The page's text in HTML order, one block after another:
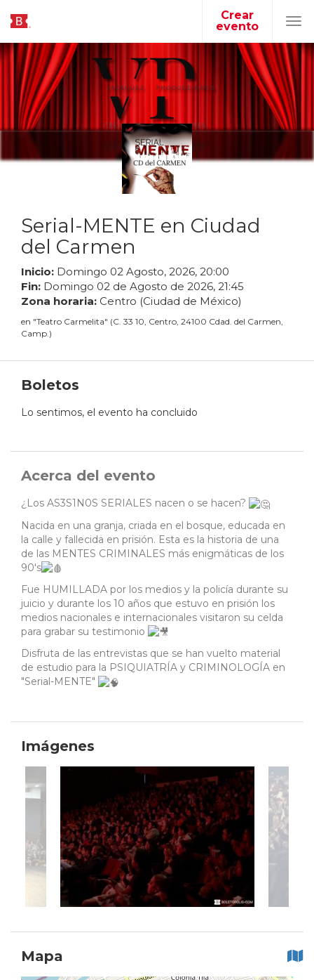
Crear
evento
Serial-MENTE en Ciudad
del Carmen
Inicio: Domingo 02 Agosto, 2026, 20:00
Fin: Domingo 02 de Agosto de 2026, 21:45
Zona horaria: Centro (Ciudad de México)
en "Teatro Carmelita" (C. 33 10, Centro, 24100 Cdad. del Carmen,
Camp.)
Boletos
Lo sentimos, el evento ha concluido
Acerca del evento
¿Los AS3S1N0S SERIALES nacen o se hacen?
Nacida en una granja, criada en el bosque, educada en
la calle y fallecida en prisión. Esta es la historia de una
de las MENTES CRIMINALES más enigmáticas de los
90's
Fue HUMILLADA por los medios y la policía durante su
juicio y durante los 10 años que estuvo en prisión los
medios nacionales e internacionales visitaron su celda
para grabar su testimonio
Disfruta de las entrevistas que se han vuelto material
de estudio para la PSIQUIATRÍA y CRIMINOLOGÍA en
"Serial-MENTE"
Imágenes
Mapa